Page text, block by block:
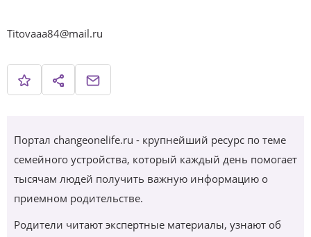
Titovaaa84@mail.ru
Портал changeonelife.ru - крупнейший ресурс по теме
семейного устройства, который каждый день помогает
тысячам людей получить важную информацию о
приемном родительстве.
Родители читают экспертные материалы, узнают об